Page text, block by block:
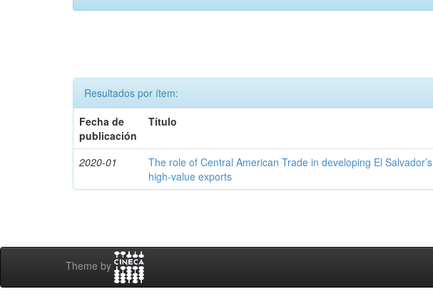
Resultados por ítem:
Fecha de
publicación
Título
2020-01
The role of Central American Trade in developing El Salvador’s
high-value exports
Theme by